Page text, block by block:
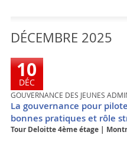
DÉCEMBRE
10
DÉC
GOUVERNANCE DES JEUNES
La gouvernance pour
bonnes pratiques et rôle
Tour Deloitte 4ème étage|